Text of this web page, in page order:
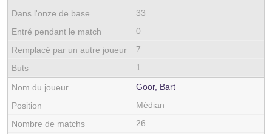
33
0
7
1
Goor, Bart
Médian
26